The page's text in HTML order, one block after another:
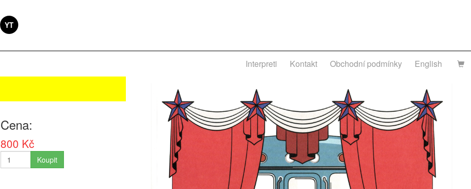
YT
English
Obchodní podmínky
Kontakt
Interpreti
Cena
800 Kč
Koupit